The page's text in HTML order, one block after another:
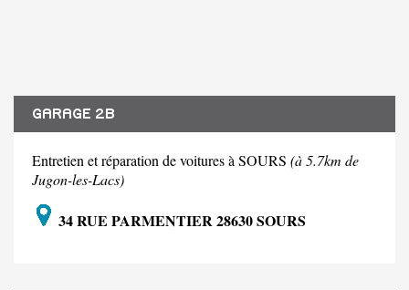
GARAGE 2B
Entretien et réparation de voitures à SOURS (à 5.7km de
Jugon-les-Lacs)
34 RUE PARMENTIER 28630 SOURS